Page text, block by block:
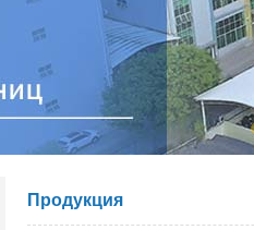
Продукция